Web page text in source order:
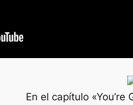
En el capítulo